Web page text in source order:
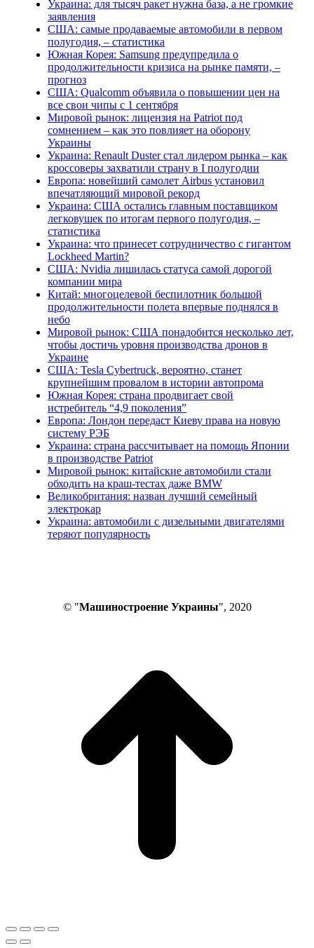
Украина: для тысяч ракет нужна база, а не громкие
заявления
США: самые продаваемые автомобили в первом
полугодия, – статистика
Южная Корея: Samsung предупредила о
продолжительности кризиса на рынке памяти, –
прогноз
США: Qualcomm объявила о повышении цен на
все свои чипы с 1 сентября
Мировой рынок: лицензия на Patriot под
сомнением – как это повлияет на оборону
Украины
Украина: Renault Duster стал лидером рынка – как
кроссоверы захватили страну в I полугодии
Европа: новейший самолет Airbus установил
впечатляющий мировой рекорд
Украина: США остались главным поставщиком
легковушек по итогам первого полугодия, –
статистика
Украина: что принесет сотрудничество с гигантом
Lockheed Martin?
США: Nvidia лишилась статуса самой дорогой
компании мира
Китай: многоцелевой беспилотник большой
продолжительности полета впервые поднялся в
небо
Мировой рынок: США понадобится несколько лет,
чтобы достичь уровня производства дронов в
Украине
США: Tesla Cybertruck, вероятно, станет
крупнейшим провалом в истории автопрома
Южная Корея: страна продвигает свой
истребитель “4,9 поколения”
Европа: Лондон передаст Киеву права на новую
систему РЭБ
Украина: страна рассчитывает на помощь Японии
в производстве Patriot
Мировой рынок: китайские автомобили стали
обходить на краш-тестах даже BMW
Великобритания: назван лучший семейный
электрокар
Украина: автомобили с дизельными двигателями
теряют популярность
© "Машиностроение Украины", 2020